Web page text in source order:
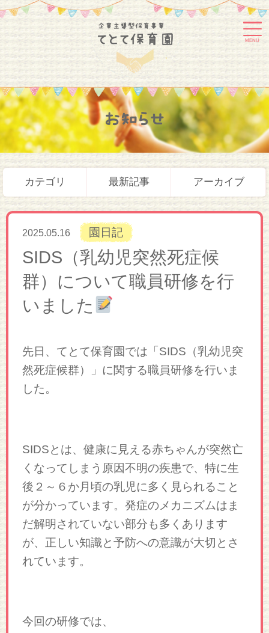
MENU
お知らせ
カテゴリ 最新記事 アーカイブ
2025.05.16 園日記
SIDS（乳幼児突然死症候
群）について職員研修を行
いました
先日、てとて保育園では「SIDS（乳幼児突
然死症候群）」に関する職員研修を行いま
した。
SIDSとは、健康に見える赤ちゃんが突然亡
くなってしまう原因不明の疾患で、特に生
後２～６か月頃の乳児に多く見られること
が分かっています。発症のメカニズムはま
だ解明されていない部分も多くあります
が、正しい知識と予防への意識が大切とさ
れています。
今回の研修では、